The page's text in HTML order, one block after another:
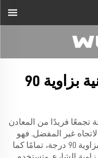
علبة تروس حلزونية بزاوية 90
تروس دودية بزاوية 90 درجة تجمعًا فريدًا من المعادن
غير المفضل. فهو
يستمد القوة من جهة معينة وينقلها بزاوية 90 درجة، تمامًا كما